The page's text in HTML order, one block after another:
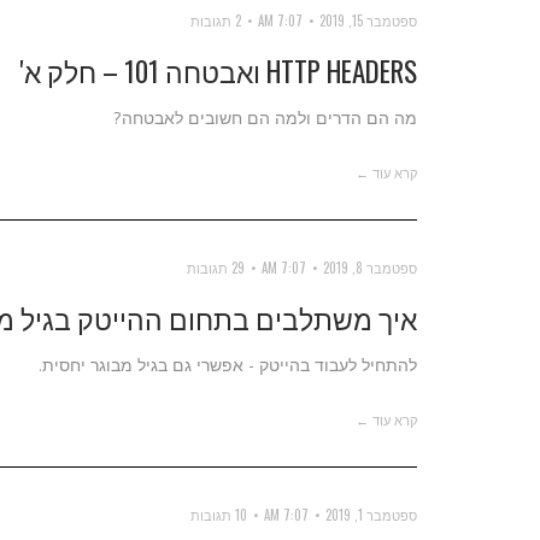
ספטמבר 15, 2019 7:07 AM 2 תגובות
HTTP HEADERS ואבטחה 101 – חלק א'
מה הם הדרים ולמה הם חשובים לאבטחה?
קרא עוד ←
ספטמבר 8, 2019 7:07 AM 29 תגובות
איך משתלבים בתחום ההייטק בגיל
להתחיל לעבוד בהייטק - אפשרי גם בגיל מבוגר יחסית.
קרא עוד ←
ספטמבר 1, 2019 7:07 AM 10 תגובות